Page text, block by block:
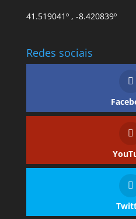
41.519041º , -8.420839º
Redes sociais